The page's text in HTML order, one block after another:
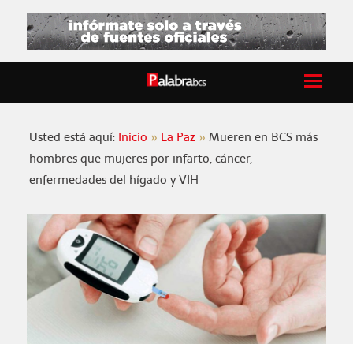
Usted está aquí: Inicio La Paz
Mueren en BCS más
hombres que mujeres por infarto, cáncer,
enfermedades del hígado y VIH